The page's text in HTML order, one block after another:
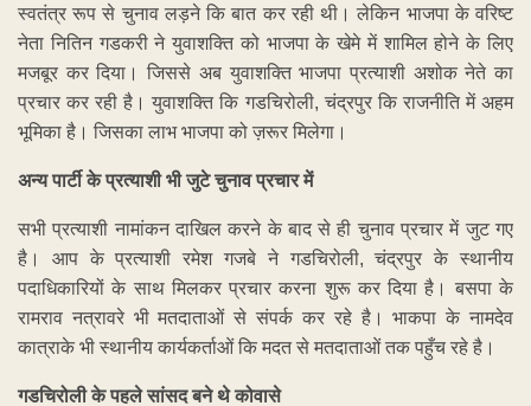
स्वतंत्र रूप से चुनाव लड़ने कि बात कर रही थी। लेकिन भाजपा के वरिष्ट
नेता नितिन गडकरी ने युवाशक्ति को भाजपा के खेमे में शामिल होने के लिए
मजबूर कर दिया। जिससे अब युवाशक्ति भाजपा प्रत्याशी अशोक नेते का
प्रचार कर रही है। युवाशक्ति कि गडचिरोली, चंद्रपुर कि राजनीति में अहम
भूमिका है। जिसका लाभ भाजपा को ज़रूर मिलेगा।
अन्य पार्टी के प्रत्याशी भी जुटे चुनाव प्रचार में
सभी प्रत्याशी नामांकन दाखिल करने के बाद से ही चुनाव प्रचार में जुट गए
है। आप के प्रत्याशी रमेश गजबे ने गडचिरोली, चंद्रपुर के स्थानीय
पदाधिकारियों के साथ मिलकर प्रचार करना शुरू कर दिया है। बसपा के
रामराव नत्रावरे भी मतदाताओं से संपर्क कर रहे है। भाकपा के नामदेव
कात्राके भी स्थानीय कार्यकर्ताओं कि मदत से मतदाताओं तक पहुँच रहे है।
गडचिरोली के पहले सांसद बने थे कोवासे